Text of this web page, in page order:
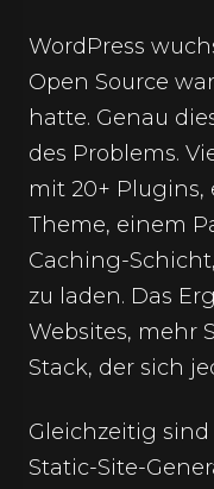
WordPress
Open Source
hatte. Genau
des Problems.
mit 20+
Theme, einem
Caching-
zu laden. Das
Websites, mehr
Stack, der sich
Gleichzeitig
Static-Site-